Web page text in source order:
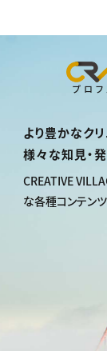
プロ
より豊かなク
様々な知見・
CREATIVE
な各種コンテン